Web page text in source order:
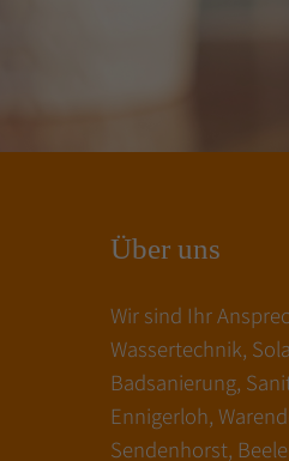
Über uns
Wir sind Ihr
Wassertechnik,
Badsanierung,
Ennigerloh,
Sendenhorst,